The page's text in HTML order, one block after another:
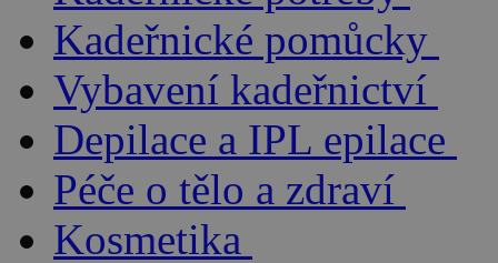
Kadeřnické pomůcky
Vybavení kadeřnictví
Depilace a IPL epilace
Péče o tělo a zdraví
Kosmetika